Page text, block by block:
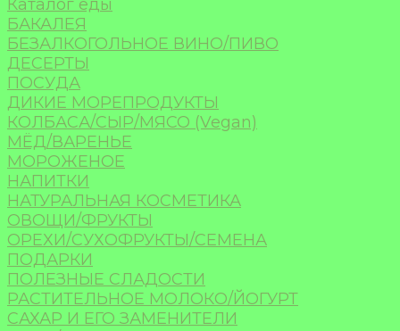
Каталог еды
БАКАЛЕЯ
БЕЗАЛКОГОЛЬНОЕ ВИНО/ПИВО
ДЕСЕРТЫ
ПОСУДА
ДИКИЕ МОРЕПРОДУКТЫ
КОЛБАСА/СЫР/МЯСО (Vegan)
МЁД/ВАРЕНЬЕ
МОРОЖЕНОЕ
НАПИТКИ
НАТУРАЛЬНАЯ КОСМЕТИКА
ОВОЩИ/ФРУКТЫ
ОРЕХИ/СУХОФРУКТЫ/СЕМЕНА
ПОДАРКИ
ПОЛЕЗНЫЕ СЛАДОСТИ
РАСТИТЕЛЬНОЕ МОЛОКО/ЙОГУРТ
САХАР И ЕГО ЗАМЕНИТЕЛИ